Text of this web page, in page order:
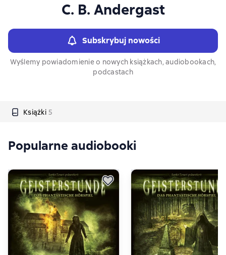
C. B. Andergast
Subskrybuj nowości
Wyślemy powiadomienie o nowych książkach, audiobookach,
podcastach
Książki 5
Popularne audiobooki